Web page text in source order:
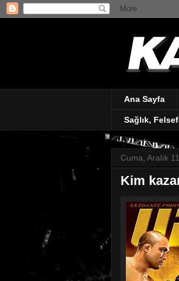
Ana Sayfa
Sağlık,
Cuma, Aralık
Kim